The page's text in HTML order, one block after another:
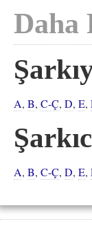
Daha
A, B, C-Ç, D, E,
A, B, C-Ç, D, E,